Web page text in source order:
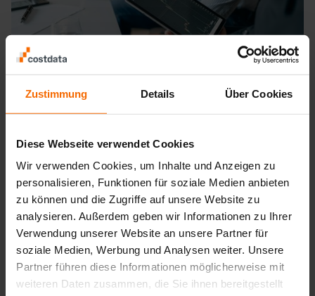
Zustimmung Details Über Cookies
Diese Webseite verwendet Cookies
Wir verwenden Cookies, um Inhalte und Anzeigen zu
personalisieren, Funktionen für soziale Medien anbieten
zu können und die Zugriffe auf unsere Website zu
analysieren. Außerdem geben wir Informationen zu Ihrer
Verwendung unserer Website an unsere Partner für
soziale Medien, Werbung und Analysen weiter. Unsere
Partner führen diese Informationen möglicherweise mit
weiteren Daten zusammen, die Sie ihnen bereitgestellt
Vos avantages en un coup d'œil
Une transparence
maximalesur tous les
Des décisions tarifaires
fondées sur les données